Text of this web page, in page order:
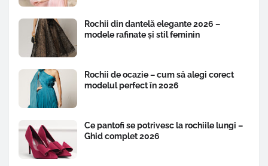
Rochii din dantelă elegante 2026 –
modele rafinate și stil feminin
Rochii de ocazie – cum să alegi corect
modelul perfect în 2026
Ce pantofi se potrivesc la rochiile lungi –
Ghid complet 2026